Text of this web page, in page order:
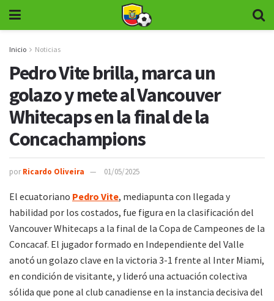
Inicio Noticias
Pedro Vite brilla, marca un
golazo y mete al Vancouver
Whitecaps en la final de la
Concachampions
por Ricardo Oliveira 01/05/2025
El ecuatoriano Pedro Vite, mediapunta con llegada y
habilidad por los costados, fue figura en la clasificación del
Vancouver Whitecaps a la final de la Copa de Campeones de la
Concacaf. El jugador formado en Independiente del Valle
anotó un golazo clave en la victoria 3-1 frente al Inter Miami,
en condición de visitante, y lideró una actuación colectiva
sólida que pone al club canadiense en la instancia decisiva del